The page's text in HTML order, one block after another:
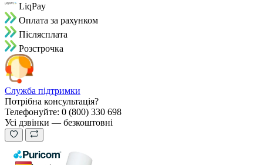
LiqPay
Оплата за рахунком
Пiслясплата
Розстрочка
Служба підтримки
Потрібна консультація?
Телефонуйте: 0 (800) 330 698
Усі дзвінки — безкоштовні